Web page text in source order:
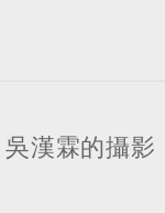
漢霖的攝影